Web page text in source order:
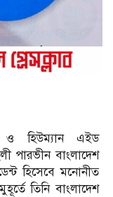
ও হিউম্যান এইড
পারভীন বাংলাদেশ
হিসেবে মনোনীত
তিনি বাংলাদেশ